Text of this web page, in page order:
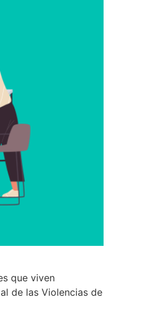
que viven
de las Violencias de